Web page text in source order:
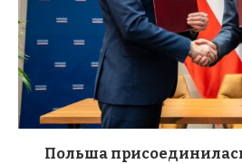
Польша